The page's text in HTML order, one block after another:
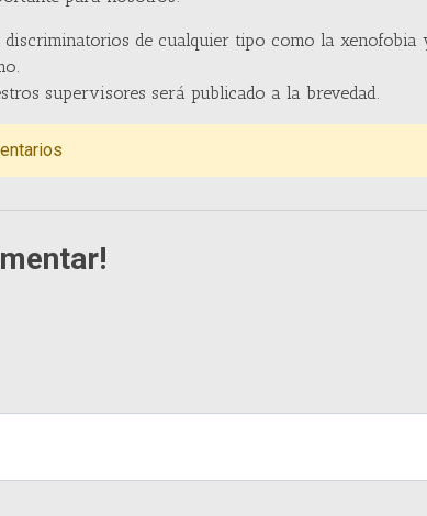
de cualquier tipo como la xenofobia
supervisores será publicado a la brevedad.